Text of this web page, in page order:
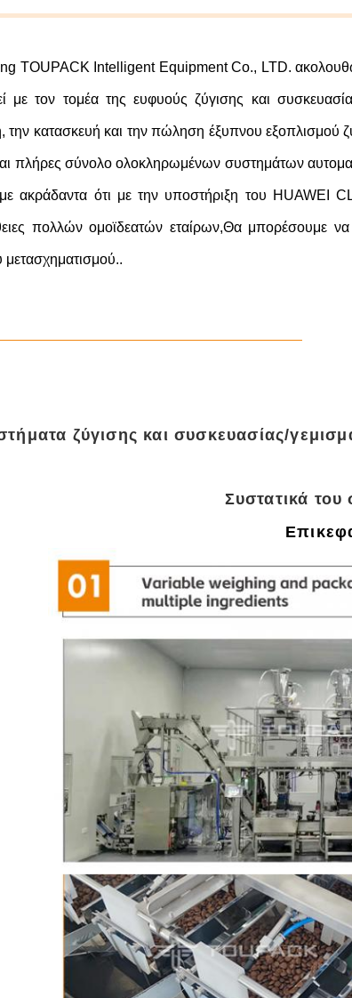
TOUPACK Intelligent Equipment Co., LTD.
με τον τομέα της ευφυούς ζύγισης και
την κατασκευή και την πώληση έξυπνου εξοπλισμού
πλήρες σύνολο ολοκληρωμένων συστημάτων
ακράδαντα ότι με την υποστήριξη του HUAWEI
πολλών ομοϊδεατών εταίρων,Θα μπορέσουμε
μετασχηματισμού..
ζύγισης και συσκευασίας/
Συστατικά του